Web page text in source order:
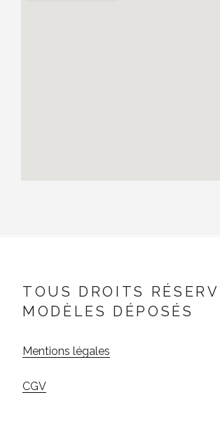
TOUS DROITS
MODÈLES DÉPOSÉS
Mentions légales
CGV